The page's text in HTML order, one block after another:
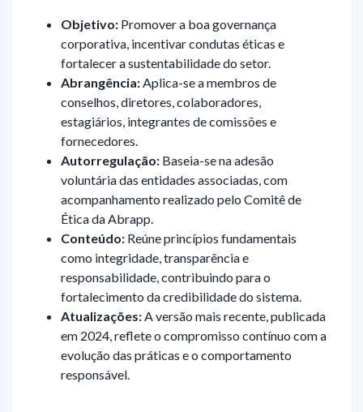
Objetivo: Promover a boa governança
corporativa, incentivar condutas éticas e
fortalecer a sustentabilidade do setor.
Abrangência: Aplica-se a membros de
conselhos, diretores, colaboradores,
estagiários, integrantes de comissões e
fornecedores.
Autorregulação: Baseia-se na adesão
voluntária das entidades associadas, com
acompanhamento realizado pelo Comitê de
Ética da Abrapp.
Conteúdo: Reúne princípios fundamentais
como integridade, transparência e
responsabilidade, contribuindo para o
fortalecimento da credibilidade do sistema.
Atualizações: A versão mais recente, publicada
em 2024, reflete o compromisso contínuo com a
evolução das práticas e o comportamento
responsável.